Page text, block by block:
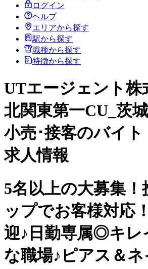
ログイン
ヘルプ
エリアから探す
駅から探す
職種から探す
特徴から探す
UTエージェント
北関東第一CU_茨城
小売･接客のバイト
求人情報
5名以上の大募集！
ップでお客様対応
迎♪日勤専属◎キレ
な職場♪ピアス＆